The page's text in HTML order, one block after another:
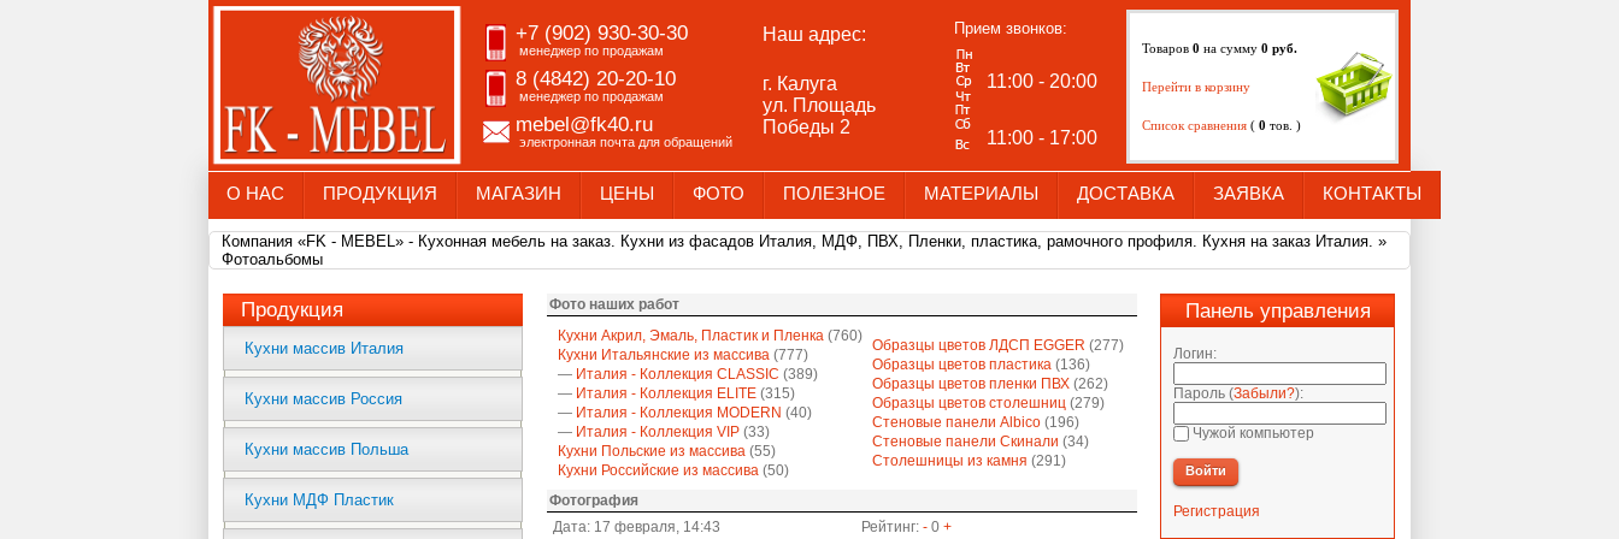
Наш адрес:
г. Калуга
ул. Площадь
Победы 2
Товаров 0 на сумму 0 руб.
Перейти в корзину
Список сравнения ( 0 тов. )
+7 (902) 930-30-30
менеджер по продажам
8 (4842) 20-20-10
менеджер по продажам
mebel@fk40.ru
электронная почта для обращений
Прием звонков:
11:00 - 20:00
11:00 - 17:00
О НАС ПРОДУКЦИЯ МАГАЗИН ЦЕНЫ ФОТО ПОЛЕЗНОЕ МАТЕРИАЛЫ ДОСТАВКА ЗАЯВКА КОНТАКТЫ
Компания «FK - MEBEL» - Кухонная мебель на заказ. Кухни из фасадов Италия, МДФ, ПВХ, Пленки, пластика, рамочного профиля. Кухня на заказ Италия. »
Фотоальбомы
Продукция
Кухни массив Италия
Кухни массив Россия
Кухни массив Польша
Кухни МДФ Пластик
Фото наших работ
Кухни Акрил, Эмаль, Пластик и Пленка (760)
Кухни Итальянские из массива (777)
— Италия - Коллекция CLASSIC (389)
— Италия - Коллекция ELITE (315)
— Италия - Коллекция MODERN (40)
— Италия - Коллекция VIP (33)
Кухни Польские из массива (55)
Кухни Российские из массива (50)
Образцы цветов ЛДСП EGGER (277)
Образцы цветов пластика (136)
Образцы цветов пленки ПВХ (262)
Образцы цветов столешниц (279)
Стеновые панели Albico (196)
Стеновые панели Скинали (34)
Столешницы из камня (291)
Фотография
Дата: 17 февраля, 14:43
Рейтинг: - 0 +
Панель управления
Логин:
Пароль (Забыли?):
Чужой компьютер
Войти
Регистрация